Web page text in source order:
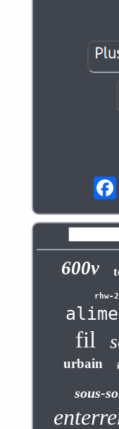
600v
rhw-2
fil
urbain
sous-